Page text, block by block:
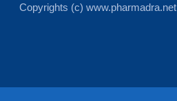
Copyrights (c) www.pharmadra.net